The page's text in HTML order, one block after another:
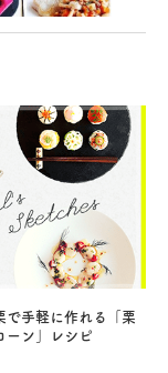
で手軽に作れる「栗
ーン」レシピ